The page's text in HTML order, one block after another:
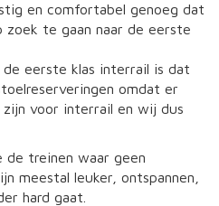
en comfortabel genoeg dat
zoek te gaan naar de eerste
eerste klas interrail is dat
omdat er
voor interrail en wij dus
treinen waar geen
meestal leuker, ontspannen,
hard gaat.